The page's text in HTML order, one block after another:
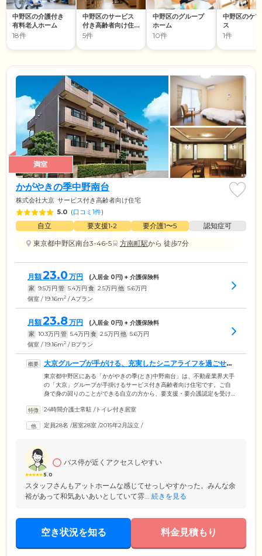
中野区の介護付き
有料老人ホーム
18件
中野区のサービス
付き高齢者向け住
宅
5件
中野区のグループ
ホーム
10件
中野区のケ
ス
1件
満室
かがやきの季中野南台
株式会社大京 サービス付き高齢者向け住宅
5.0 (口コミ1件)
自立 要支援1•2 要介護1〜5
認知症可
東京都中野区南台3-46-5
方南町駅から 徒歩7分
月額23.0 万円 (入居金 0 円) + 介護保険料
家 9.5万円 管 5.4万円 食 2.5万円 他 5.6万円
個室 / 19.16m2 / Aプラン
月額23.8 万円 (入居金 0 円) + 介護保険料
家 10.3万円 管 5.4万円 食 2.5万円 他 5.6万円
個室 / 19.16m2 / Bプラン
大京グループが手がける、充実したシニアライフを過ごせる
住まいです
東京都中野区にある「かがやきの季(とき)中野南台」は、不動産業界大手
の「大京」グループが手掛けるサービス付き高齢者向け住宅です。ご自
身で身の回りのことができる自立の方から、要支援・要介護認定を受け
「キズナ」を大切に、安心して過ごしていただける環境とサービスをご
ただちにつながり、素早い対応が可能です。館内は各所に手すりを設置
24時間介護士常駐 /トイレ付き居室
定員28名 /居室28室 /2015年2月設立 /
5.0
バス停が近くアクセスしやすい
スタッフさんもアットホームな感じてせっしやすかった。みんな余
裕があって和気あいあいとしていて雰... 続きを見る
空き状況を知る 料金見積もり